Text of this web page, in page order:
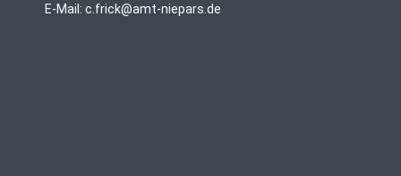
E-Mail: c.frick@amt-niepars.de